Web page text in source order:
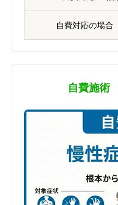
自費対応の場
自費施術